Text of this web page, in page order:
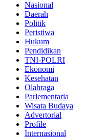
Nasional
Daerah
Politik
Peristiwa
Hukum
Pendidikan
TNI-POLRI
Ekonomi
Kesehatan
Olahraga
Parlementaria
Wisata Budaya
Advertorial
Profile
Internasional